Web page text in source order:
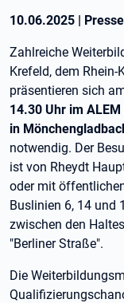
10.06.2025 |
Zahlreiche
Krefeld, dem Rhein-
präsentieren sich
14.30 Uhr im
in
notwendig. Der
ist von Rheydt
oder mit
Buslinien 6, 14 und
zwischen den
"Berliner Straße".
Die